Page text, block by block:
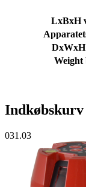
LxBxH
Weight
Indkøbskurv
031.03